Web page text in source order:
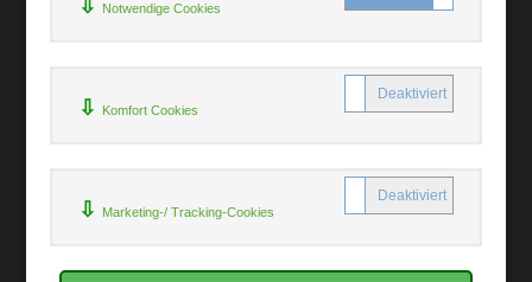
Bibliotheksrabatt
MARC21-Datenimport
Rund um Ihren Einkauf
Notwendige Cookies
Komfort Cookies
Marketing-/ Tracking-Cookies